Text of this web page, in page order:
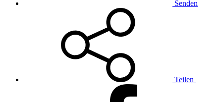
Senden
Teilen